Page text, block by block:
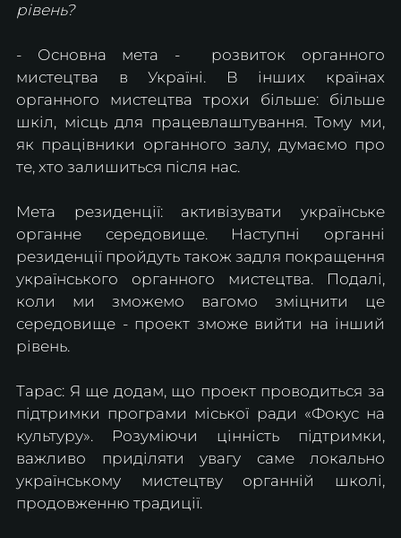
рівень?
- Основна мета -  розвиток органного
мистецтва в Україні. В інших країнах
органного мистецтва трохи більше: більше
шкіл, місць для працевлаштування. Тому ми,
як працівники органного залу, думаємо про
те, хто залишиться після нас.
Мета резиденції: активізувати українське
органне середовище. Наступні органні
резиденції пройдуть також задля покращення
українського органного мистецтва. Подалі,
коли ми зможемо вагомо зміцнити це
середовище - проект зможе вийти на інший
рівень.
Тарас: Я ще додам, що проект проводиться за
підтримки програми міської ради «Фокус на
культуру». Розуміючи цінність підтримки,
важливо приділяти увагу саме локально
українському мистецтву органній школі,
продовженню традиції.